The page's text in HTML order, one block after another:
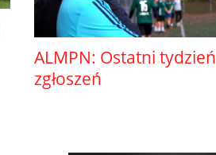
ALMPN: Ostatni tydzień
zgłoszeń